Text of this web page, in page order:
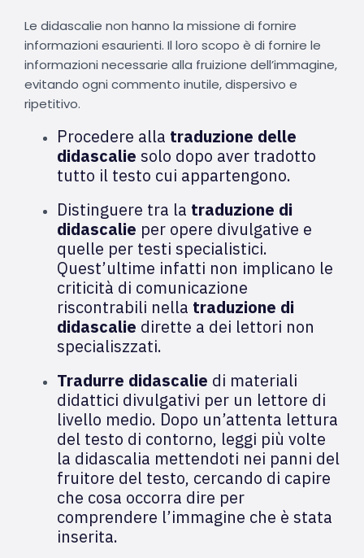
Le didascalie non hanno la missione di fornire
informazioni esaurienti. Il loro scopo è di fornire le
informazioni necessarie alla fruizione dell’immagine,
evitando ogni commento inutile, dispersivo e
ripetitivo.
Procedere alla traduzione delle
didascalie solo dopo aver tradotto
tutto il testo cui appartengono.
Distinguere tra la traduzione di
didascalie per opere divulgative e
quelle per testi specialistici.
Quest’ultime infatti non implicano le
criticità di comunicazione
riscontrabili nella traduzione di
didascalie dirette a dei lettori non
specialiszzati.
Tradurre didascalie di materiali
didattici divulgativi per un lettore di
livello medio. Dopo un’attenta lettura
del testo di contorno, leggi più volte
la didascalia mettendoti nei panni del
fruitore del testo, cercando di capire
che cosa occorra dire per
comprendere l’immagine che è stata
inserita.